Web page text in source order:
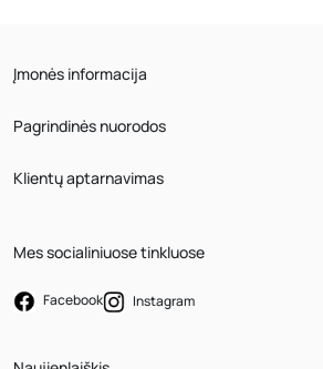
Įmonės informacija
Pagrindinės nuorodos
Klientų aptarnavimas
Mes socialiniuose tinkluose
Facebook Instagram